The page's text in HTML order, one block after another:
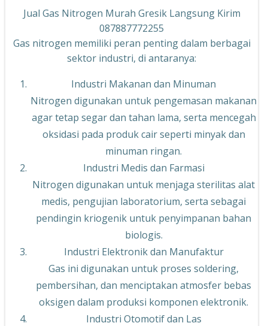
Jual Gas Nitrogen Murah Gresik Langsung Kirim
087887772255
Gas nitrogen memiliki peran penting dalam berbagai
sektor industri, di antaranya:
Industri Makanan dan Minuman
Nitrogen digunakan untuk pengemasan makanan
agar tetap segar dan tahan lama, serta mencegah
oksidasi pada produk cair seperti minyak dan
minuman ringan.
Industri Medis dan Farmasi
Nitrogen digunakan untuk menjaga sterilitas alat
medis, pengujian laboratorium, serta sebagai
pendingin kriogenik untuk penyimpanan bahan
biologis.
Industri Elektronik dan Manufaktur
Gas ini digunakan untuk proses soldering,
pembersihan, dan menciptakan atmosfer bebas
oksigen dalam produksi komponen elektronik.
Industri Otomotif dan Las